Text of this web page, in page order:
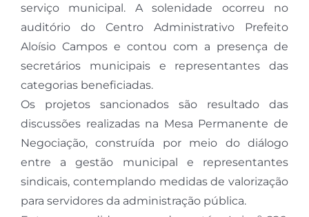
serviço municipal. A solenidade ocorreu no
auditório do Centro Administrativo Prefeito
Aloísio Campos e contou com a presença de
secretários municipais e representantes das
categorias beneficiadas.
Os projetos sancionados são resultado das
discussões realizadas na Mesa Permanente de
Negociação, construída por meio do diálogo
entre a gestão municipal e representantes
sindicais, contemplando medidas de valorização
para servidores da administração pública.